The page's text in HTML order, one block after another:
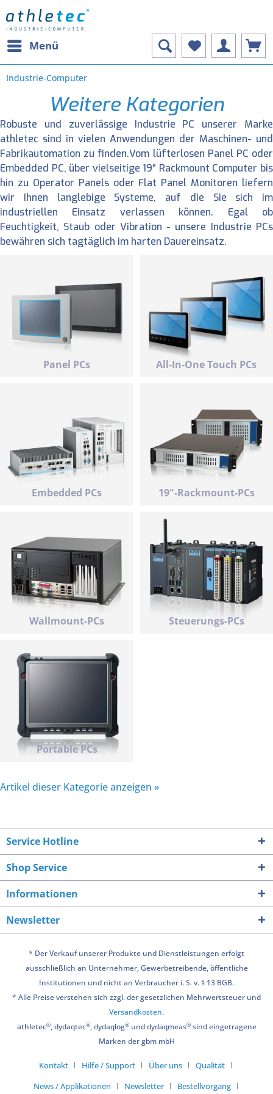
Menü
Industrie-Computer
Weitere Kategorien
Robuste und zuverlässige Industrie PC unserer Marke
athletec sind in vielen Anwendungen der Maschinen- und
Fabrikautomation zu finden.Vom lüfterlosen Panel PC oder
Embedded PC, über vielseitige 19" Rackmount Computer bis
hin zu Operator Panels oder Flat Panel Monitoren liefern
wir Ihnen langlebige Systeme, auf die Sie sich im
industriellen Einsatz verlassen können. Egal ob
Feuchtigkeit, Staub oder Vibration - unsere Industrie PCs
bewähren sich tagtäglich im harten Dauereinsatz.
Panel PCs All-In-One Touch PCs
Embedded PCs 19"-Rackmount-PCs
Wallmount-PCs Steuerungs-PCs
Portable PCs
Artikel dieser Kategorie anzeigen »
Service Hotline
Shop Service
Informationen
Newsletter
* Der Verkauf unserer Produkte und Dienstleistungen erfolgt
ausschließlich an Unternehmer, Gewerbetreibende, öffentliche
Institutionen und nicht an Verbraucher i. S. v. § 13 BGB.
* Alle Preise verstehen sich zzgl. der gesetzlichen Mehrwertsteuer und
Versandkosten.
athletec®, dydaqtec®, dydaqlog®und dydaqmeas®sind eingetragene
Marken der gbm mbH
Kontakt Hilfe / Support Über uns
Qualität
News / Applikationen
Newsletter Bestellvorgang